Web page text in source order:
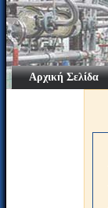
Αρχική Σελίδα